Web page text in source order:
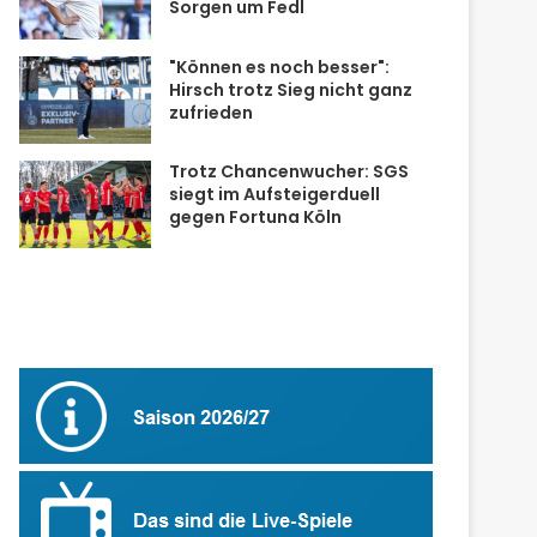
Sorgen um Fedl
"Können es noch besser":
Hirsch trotz Sieg nicht ganz
zufrieden
Trotz Chancenwucher: SGS
siegt im Aufsteigerduell
gegen Fortuna Köln